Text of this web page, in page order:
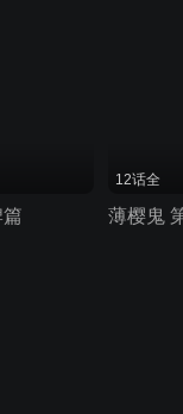
12话全
薄樱鬼